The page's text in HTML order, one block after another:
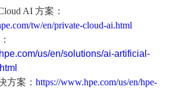
AI 方案：
tw/en/private-cloud-ai.html
us/en/solutions/ai-artificial-
方案： https://www.hpe.com/us/en/hpe-